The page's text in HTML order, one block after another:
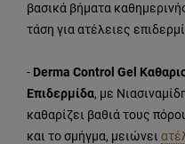
βασικά βήματα
τάση για ατέλειες
- Derma Control Gel
Επιδερμίδα, με
καθαρίζει βαθιά τους
και το σμήγμα, μειώνει